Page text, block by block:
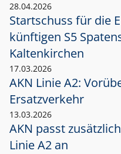
28.04.2026
Startschuss für die
künftigen S5
Kaltenkirchen
17.03.2026
AKN Linie A2:
Ersatzverkehr
13.03.2026
AKN passt
Linie A2 an